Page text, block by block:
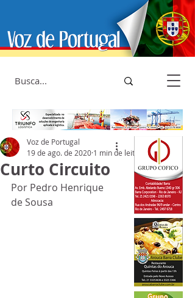
Curto Circuito
Voz de Portugal
19 de ago. de 2020 1 min de leitura
Por Pedro Henrique
de Sousa